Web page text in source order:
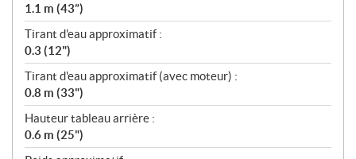
1.1 m (43”)
Tirant d'eau approximatif :
0.3 (12")
Tirant d'eau approximatif (avec moteur) :
0.8 m (33")
Hauteur tableau arrière :
0.6 m (25")